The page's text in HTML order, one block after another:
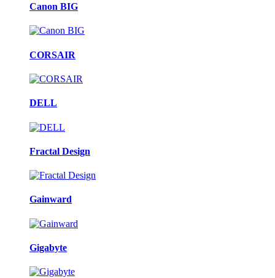
Canon BIG
CORSAIR
DELL
Fractal Design
Gainward
Gigabyte